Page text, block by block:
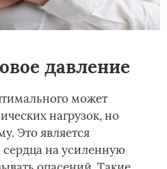
давление
может
нагрузок, но
Это является
сердца на усиленную